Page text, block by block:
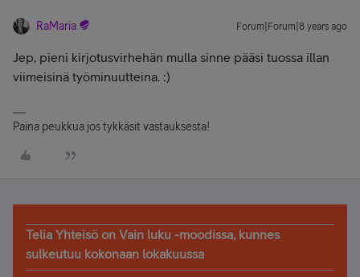
RaMaria Forum|Forum|8 years ago
Jep, pieni kirjotusvirhehän mulla sinne pääsi tuossa illan
viimeisinä työminuutteina. :)
Paina peukkua jos tykkäsit vastauksesta!
Telia Yhteisö on Vain luku -moodissa, kunnes
sulkeutuu kokonaan lokakuussa